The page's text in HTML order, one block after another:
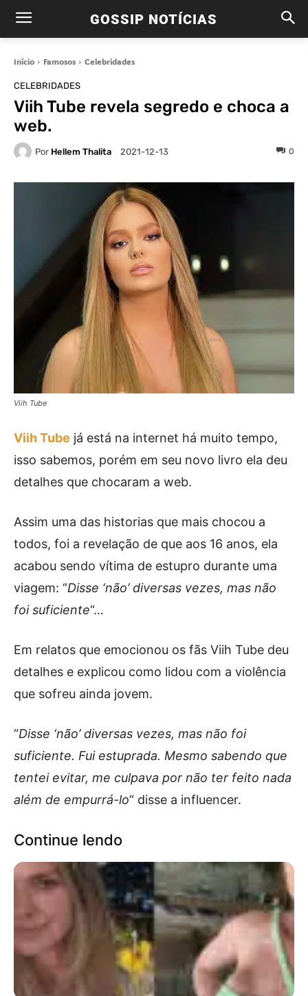
GOSSIP NOTÍCIAS
Início Famosos Celebridades
CELEBRIDADES
Viih Tube revela segredo e choca a
web.
Por Hellem Thalita 2021-12-13 0
Viih Tube
Viih Tube já está na internet há muito tempo,
isso sabemos, porém em seu novo livro ela deu
detalhes que chocaram a web.
Assim uma das historias que mais chocou a
todos, foi a revelação de que aos 16 anos, ela
acabou sendo vítima de estupro durante uma
viagem: “Disse ‘não’ diversas vezes, mas não
foi suficiente“…
Em relatos que emocionou os fãs Viih Tube deu
detalhes e explicou como lidou com a violência
que sofreu ainda jovem.
“Disse ‘não’ diversas vezes, mas não foi
suficiente. Fui estuprada. Mesmo sabendo que
tentei evitar, me culpava por não ter feito nada
além de empurrá-lo“ disse a influencer.
Continue lendo